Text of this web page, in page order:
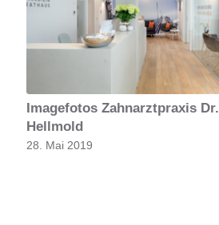
Imagefotos Zahnarztpraxis Dr.
Hellmold
28. Mai 2019